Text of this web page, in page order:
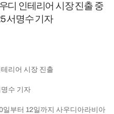
디 인테리어 시장 진출 중
서명수 기자
리어 시장 진출
수 기자
부터 12일까지 사우디아라비아